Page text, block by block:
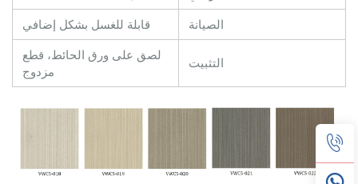
الصيانة
قابلة للغسل بشكل إضافي
التثبيت
لصق على ورق الحائط، قطع
مزدوج